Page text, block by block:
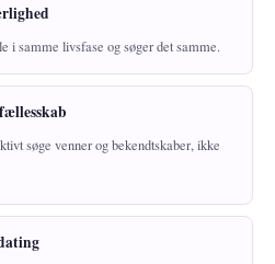
i samme livsfase og søger det samme.
søge venner og bekendtskaber, ikke